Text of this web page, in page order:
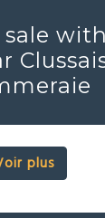
sale
plus